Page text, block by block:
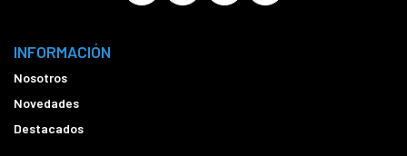
INFORMACIÓN
Nosotros
Novedades
Destacados